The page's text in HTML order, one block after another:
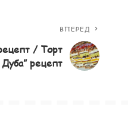
ВПЕРЕД
/ Торт
рецепт